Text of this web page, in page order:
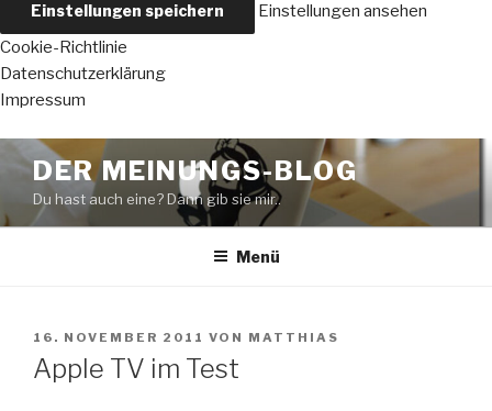
Einstellungen speichern
Einstellungen ansehen
Cookie-Richtlinie
Datenschutzerklärung
Impressum
Zum
Inhalt
springen
DER MEINUNGS-BLOG
Du hast auch eine? Dann gib sie mir..
Menü
VERÖFFENTLICHT
AM
16. NOVEMBER 2011 VON MATTHIAS
Apple TV im Test